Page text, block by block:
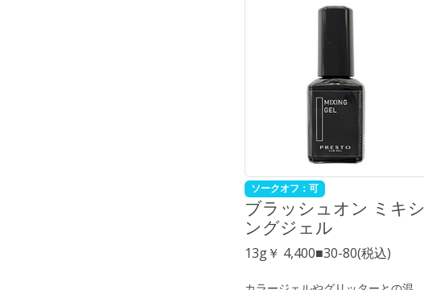
ソークオフ：可
ブラッシュオン ミキシ
ングジェル
13g￥ 4,400■30-80(税込)